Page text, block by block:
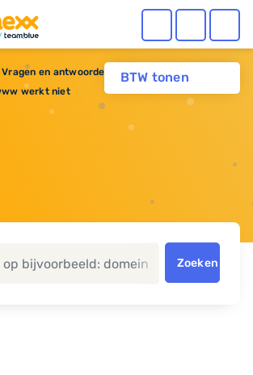
BTW tonen
Vragen en antwoorden
werkt niet
Zoeken